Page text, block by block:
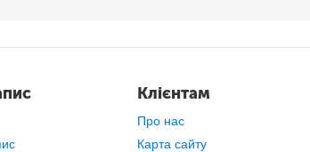
Клієнтам
Про нас
Карта сайту